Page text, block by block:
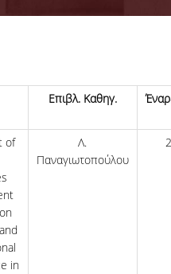
Επιβλ. Καθηγ.
of
in
Λ.
Παναγιωτοπούλου